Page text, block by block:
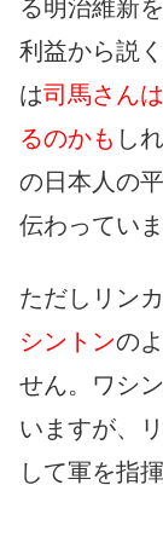
る明治維新
利益から説
は司馬さん
るのかも し
の日本人の
伝わっていま
ただしリン
シントンの
せん。ワシ
いますが、
して軍を指